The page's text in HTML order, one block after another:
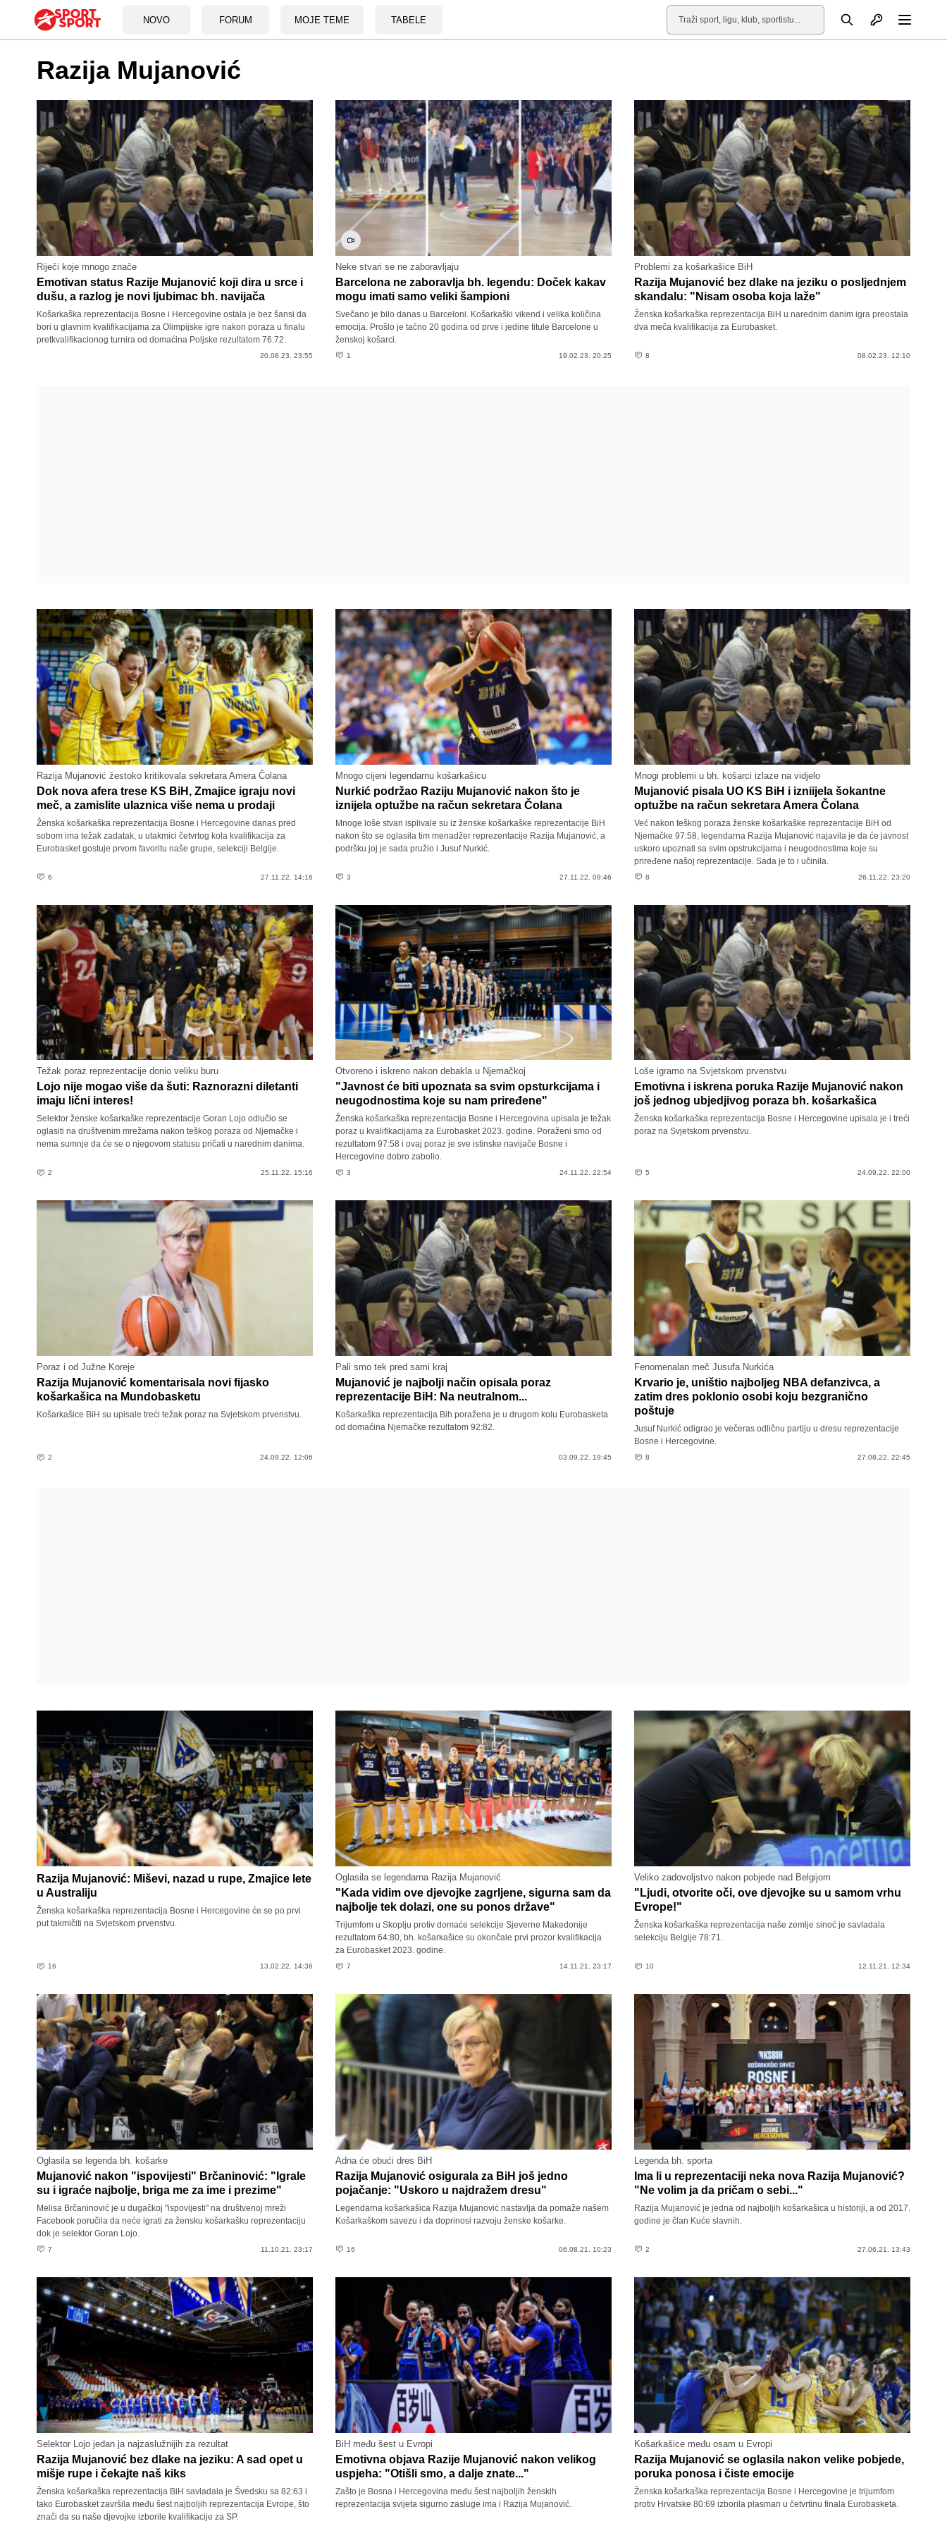
NOVO FORUM MOJE TEME TABELE
Pretraga Otvori profil
Razija Mujanović
Riječi koje mnogo znače
Emotivan status Razije Mujanović koji dira u srce i
dušu, a razlog je novi ljubimac bh. navijača
Košarkaška reprezentacija Bosne i Hercegovine ostala je bez šansi da
bori u glavnim kvalifikacijama za Olimpijske igre nakon poraza u finalu
pretkvalifikacionog turnira od domaćina Poljske rezultatom 76:72.
20.08.23. 23:55
Neke stvari se ne zaboravljaju
Barcelona ne zaboravlja bh. legendu: Doček kakav
mogu imati samo veliki šampioni
Svečano je bilo danas u Barceloni. Košarkaški vikend i velika količina
emocija. Prošlo je tačno 20 godina od prve i jedine titule Barcelone u
ženskoj košarci.
1 19.02.23. 20:25
Problemi za košarkašice BiH
Razija Mujanović bez dlake na jeziku o posljednjem
skandalu: "Nisam osoba koja laže"
Ženska košarkaška reprezentacija BiH u narednim danim igra preostala
dva meča kvalifikacija za Eurobasket.
8 08.02.23. 12:10
Razija Mujanović žestoko kritikovala sekretara Amera Čolana
Dok nova afera trese KS BiH, Zmajice igraju novi
meč, a zamislite ulaznica više nema u prodaji
Ženska košarkaška reprezentacija Bosne i Hercegovine danas pred
sobom ima težak zadatak, u utakmici četvrtog kola kvalifikacija za
Eurobasket gostuje prvom favoritu naše grupe, selekciji Belgije.
6 27.11.22. 14:16
Mnogo cijeni legendarnu košarkašicu
Nurkić podržao Raziju Mujanović nakon što je
iznijela optužbe na račun sekretara Čolana
Mnoge loše stvari isplivale su iz ženske košarkaške reprezentacije BiH
nakon što se oglasila tim menadžer reprezentacije Razija Mujanović, a
podršku joj je sada pružio i Jusuf Nurkić.
3 27.11.22. 09:46
Mnogi problemi u bh. košarci izlaze na vidjelo
Mujanović pisala UO KS BiH i izniijela šokantne
optužbe na račun sekretara Amera Čolana
Već nakon teškog poraza ženske košarkaške reprezentacije BiH od
Njemačke 97:58, legendarna Razija Mujanović najavila je da će javnost
uskoro upoznati sa svim opstrukcijama i neugodnostima koje su
priređene našoj reprezentacije. Sada je to i učinila.
8 26.11.22. 23:20
Težak poraz reprezentacije donio veliku buru
Lojo nije mogao više da šuti: Raznorazni diletanti
imaju lični interes!
Selektor ženske košarkaške reprezentacije Goran Lojo odlučio se
oglasiti na društvenim mrežama nakon teškog poraza od Njemačke i
nema sumnje da će se o njegovom statusu pričati u narednim danima.
2 25.11.22. 15:16
Otvoreno i iskreno nakon debakla u Njemačkoj
"Javnost će biti upoznata sa svim opsturkcijama i
neugodnostima koje su nam priređene"
Ženska košarkaška reprezentacija Bosne i Hercegovina upisala je težak
poraz u kvalifikacijama za Eurobasket 2023. godine. Poraženi smo od
rezultatom 97:58 i ovaj poraz je sve istinske navijače Bosne i
Hercegovine dobro zabolio.
3 24.11.22. 22:54
Loše igramo na Svjetskom prvenstvu
Emotivna i iskrena poruka Razije Mujanović nakon
još jednog ubjedjivog poraza bh. košarkašica
Ženska košarkaška reprezentacija Bosne i Hercegovine upisala je i treći
poraz na Svjetskom prvenstvu.
5 24.09.22. 22:00
Poraz i od Južne Koreje
Razija Mujanović komentarisala novi fijasko
košarkašica na Mundobasketu
Košarkašice BiH su upisale treći težak poraz na Svjetskom prvenstvu.
2 24.09.22. 12:06
Pali smo tek pred sami kraj
Mujanović je najbolji način opisala poraz
reprezentacije BiH: Na neutralnom...
Košarkaška reprezentacija Bih poražena je u drugom kolu Eurobasketa
od domaćina Njemačke rezultatom 92:82.
03.09.22. 19:45
Fenomenalan meč Jusufa Nurkića
Krvario je, uništio najboljeg NBA defanzivca, a
zatim dres poklonio osobi koju bezgranično
poštuje
Jusuf Nurkić odigrao je večeras odličnu partiju u dresu reprezentacije
Bosne i Hercegovine.
8 27.08.22. 22:45
Razija Mujanović: Miševi, nazad u rupe, Zmajice lete
u Australiju
Ženska košarkaška reprezentacija Bosne i Hercegovine će se po prvi
put takmičiti na Svjetskom prvenstvu.
16 13.02.22. 14:36
Oglasila se legendarna Razija Mujanović
"Kada vidim ove djevojke zagrljene, sigurna sam da
najbolje tek dolazi, one su ponos države"
Trijumfom u Skoplju protiv domaće selekcije Sjeverne Makedonije
rezultatom 64:80, bh. košarkašice su okončale prvi prozor kvalifikacija
za Eurobasket 2023. godine.
7 14.11.21. 23:17
Veliko zadovoljstvo nakon pobjede nad Belgijom
"Ljudi, otvorite oči, ove djevojke su u samom vrhu
Evrope!"
Ženska košarkaška reprezentacija naše zemlje sinoć je savladala
selekciju Belgije 78:71.
10 12.11.21. 12:34
Oglasila se legenda bh. košarke
Mujanović nakon "ispovijesti" Brčaninović: "Igrale
su i igraće najbolje, briga me za ime i prezime"
Melisa Brčaninović je u dugačkoj "ispovijesti" na društvenoj mreži
Facebook poručila da neće igrati za žensku košarkašku reprezentaciju
dok je selektor Goran Lojo.
7 11.10.21. 23:17
Adna će obući dres BiH
Razija Mujanović osigurala za BiH još jedno
pojačanje: "Uskoro u najdražem dresu"
Legendarna košarkašica Razija Mujanović nastavlja da pomaže našem
Košarkaškom savezu i da doprinosi razvoju ženske košarke.
16 06.08.21. 10:23
Legenda bh. sporta
Ima li u reprezentaciji neka nova Razija Mujanović?
"Ne volim ja da pričam o sebi..."
Razija Mujanović je jedna od najboljih košarkašica u historiji, a od 2017.
godine je član Kuće slavnih.
2 27.06.21. 13:43
Selektor Lojo jedan ja najzaslužnijih za rezultat
Razija Mujanović bez dlake na jeziku: A sad opet u
mišje rupe i čekajte naš kiks
Ženska košarkaška reprezentacija BiH savladala je Švedsku sa 82:63 i
tako Eurobasket završila među šest najboljih reprezentacija Evrope, što
znači da su naše djevojke izborile kvalifikacije za SP.
BiH među šest u Evropi
Emotivna objava Razije Mujanović nakon velikog
uspjeha: "Otišli smo, a dalje znate..."
Zašto je Bosna i Hercegovina među šest najboljih ženskih
reprezentacija svijeta sigurno zasluge ima i Razija Mujanović.
Košarkašice među osam u Evropi
Razija Mujanović se oglasila nakon velike pobjede,
poruka ponosa i čiste emocije
Ženska košarkaška reprezentacija Bosne i Hercegovine je trijumfom
protiv Hrvatske 80:69 izborila plasman u četvrtinu finala Eurobasketa.